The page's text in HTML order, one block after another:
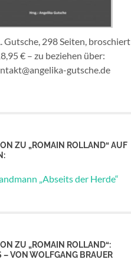
Gutsche, 298 Seiten, broschiert
€ – zu beziehen über:
gutsche.de
ZU „ROMAIN ROLLAND“ AUF
„Abseits der Herde“
ZU „ROMAIN ROLLAND“:
– VON WOLFGANG BRAUER